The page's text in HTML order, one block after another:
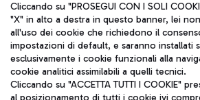
Aeroporti di Roma S.p.A. - Società
coordinamento di Mundys S.p.A.
Cliccando su "PROSEGUI CON I SOLI
"X" in alto a destra in questo banner, lei
all'uso dei cookie che richiedono il
impostazioni di default, e saranno installati
esclusivamente i cookie funzionali alla
cookie analitici assimilabili a quelli tecnici.
Cliccando su "ACCETTA TUTTI I COOKIE"
al posizionamento di tutti i cookie ivi